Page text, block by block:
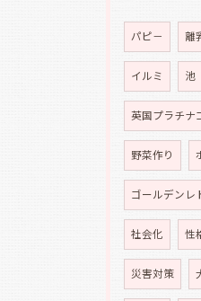
パピ－ 離
イルミ 池
英国プラチナ
野菜作り
ゴールデンレ
社会化 性
災害対策